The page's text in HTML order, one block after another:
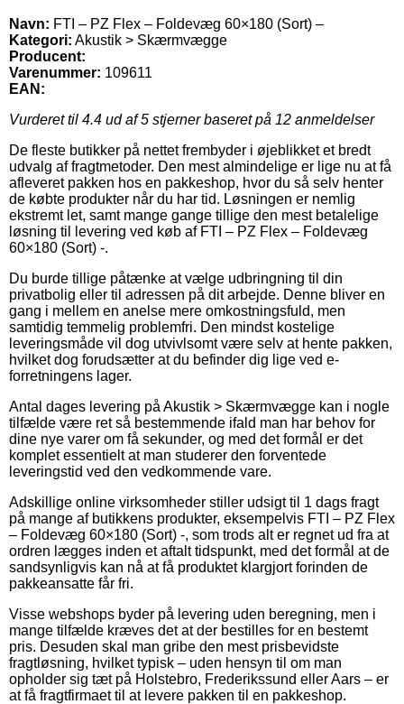
Navn: FTI – PZ Flex – Foldevæg 60×180 (Sort) –
Kategori: Akustik > Skærmvægge
Producent:
Varenummer: 109611
EAN:
Vurderet til 4.4 ud af 5 stjerner baseret på 12 anmeldelser
De fleste butikker på nettet frembyder i øjeblikket et bredt
udvalg af fragtmetoder. Den mest almindelige er lige nu at få
afleveret pakken hos en pakkeshop, hvor du så selv henter
de købte produkter når du har tid. Løsningen er nemlig
ekstremt let, samt mange gange tillige den mest betalelige
løsning til levering ved køb af FTI – PZ Flex – Foldevæg
60×180 (Sort) -.
Du burde tillige påtænke at vælge udbringning til din
privatbolig eller til adressen på dit arbejde. Denne bliver en
gang i mellem en anelse mere omkostningsfuld, men
samtidig temmelig problemfri. Den mindst kostelige
leveringsmåde vil dog utvivlsomt være selv at hente pakken,
hvilket dog forudsætter at du befinder dig lige ved e-
forretningens lager.
Antal dages levering på Akustik > Skærmvægge kan i nogle
tilfælde være ret så bestemmende ifald man har behov for
dine nye varer om få sekunder, og med det formål er det
komplet essentielt at man studerer den forventede
leveringstid ved den vedkommende vare.
Adskillige online virksomheder stiller udsigt til 1 dags fragt
på mange af butikkens produkter, eksempelvis FTI – PZ Flex
– Foldevæg 60×180 (Sort) -, som trods alt er regnet ud fra at
ordren lægges inden et aftalt tidspunkt, med det formål at de
sandsynligvis kan nå at få produktet klargjort forinden de
pakkeansatte får fri.
Visse webshops byder på levering uden beregning, men i
mange tilfælde kræves det at der bestilles for en bestemt
pris. Desuden skal man gribe den mest prisbevidste
fragtløsning, hvilket typisk – uden hensyn til om man
opholder sig tæt på Holstebro, Frederikssund eller Aars – er
at få fragtfirmaet til at levere pakken til en pakkeshop.